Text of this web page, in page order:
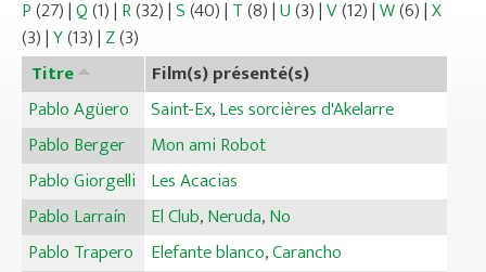
P(27)|Q(1)| R(32)|S(40)| T(8)|U(3)|V(12)|W(6)|X
(3)|Y(13)| Z(3)
Titre
Film(s) présenté(s)
Pablo Agüero
Saint-Ex,Les sorcières d'Akelarre
Pablo Berger
Mon ami Robot
Pablo Giorgelli Les Acacias
Pablo Larraín
El Club,Neruda,No
Pablo Trapero
Elefante blanco,Carancho